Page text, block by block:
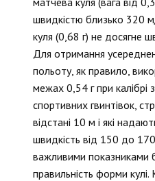
швидкістю близько 320
куля (0,68 г) не досягне
Для отримання
польоту, як правило,
межах 0,54 г при калібрі
спортивних гвинтівок,
відстані 10 м і які
швидкість від 150 до
важливими показниками
правильність форми кулі.